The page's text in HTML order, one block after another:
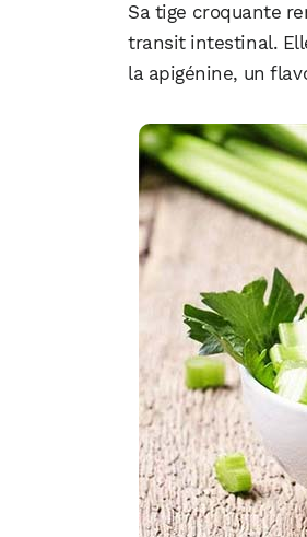
Sa tige croquante
transit intestinal.
la apigénine, un